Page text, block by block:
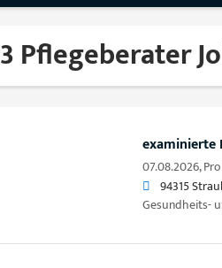
3 Pflegeberater
examinierte
07.08.2026,
94315
Gesundheits-